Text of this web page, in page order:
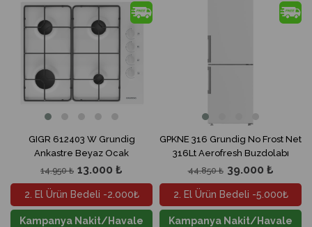
GIGR 612403 W Grundig
Ankastre Beyaz Ocak
13.000 ₺
14.950 ₺
İndirim
%13İndirim
2. El Ürün Bedeli -2.000₺
Kampanya Nakit/Havale
GPKNE 316 Grundig No Frost Net
316Lt Aerofresh Buzdolabı
39.000 ₺
44.850 ₺
İndirim
2. El Ürün Bedeli -5.000₺
Kampanya Nakit/Havale